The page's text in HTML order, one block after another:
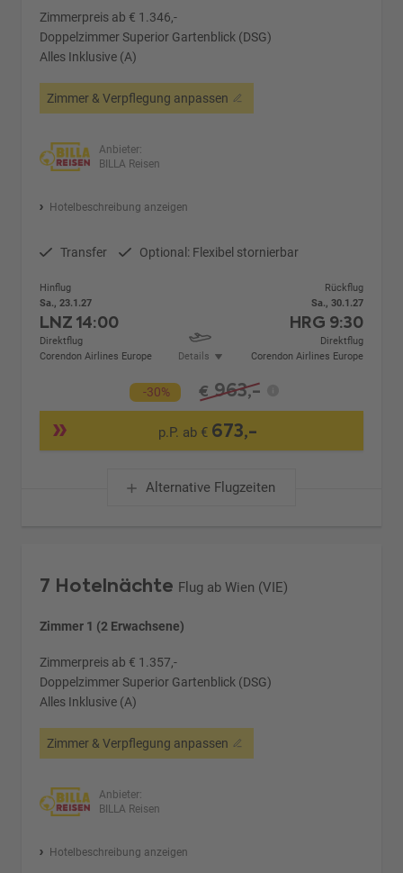
Zimmerpreis ab € 1.346,-
Doppelzimmer Superior Gartenblick (DSG)
Alles Inklusive (A)
Zimmer & Verpflegung anpassen
Anbieter:
BILLA Reisen
Hotelbeschreibung anzeigen
Transfer Optional: Flexibel stornierbar
Hinflug
Sa., 23.1.27
LNZ14:00
Direktflug
Corendon Airlines Europe
Details
Rückflug
Sa., 30.1.27
HRG 9:30
Direktflug
Corendon Airlines Europe
-30% € 963,-
p.P. ab € 673,-
Alternative Flugzeiten
7 Hotelnächte Flug ab Wien (VIE)
Zimmer 1 (2 Erwachsene)
Zimmerpreis ab € 1.357,-
Doppelzimmer Superior Gartenblick (DSG)
Alles Inklusive (A)
Zimmer & Verpflegung anpassen
Anbieter:
BILLA Reisen
Hotelbeschreibung anzeigen